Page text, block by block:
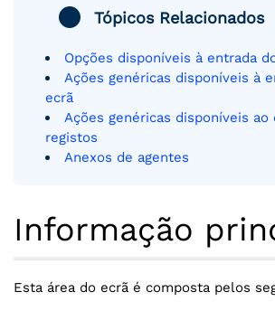
Tópicos Relacionados
Opções disponíveis à entrada
Ações genéricas disponíveis à
ecrã
Ações genéricas disponíveis ao
registos
Anexos de agentes
Informação
Esta área do ecrã é composta pelos